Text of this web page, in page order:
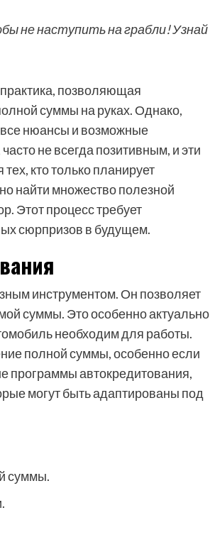
не наступить на грабли! Узнай
позволяющая
суммы на руках. Однако,
нюансы и возможные
не всегда позитивным, и эти
кто только планирует
найти множество полезной
Этот процесс требует
сюрпризов в будущем.
инструментом. Он позволяет
суммы. Это особенно актуально
необходим для работы.
полной суммы, особенно если
программы автокредитования,
могут быть адаптированы под
суммы.